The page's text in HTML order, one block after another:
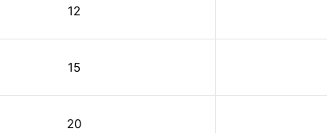
12
15
20